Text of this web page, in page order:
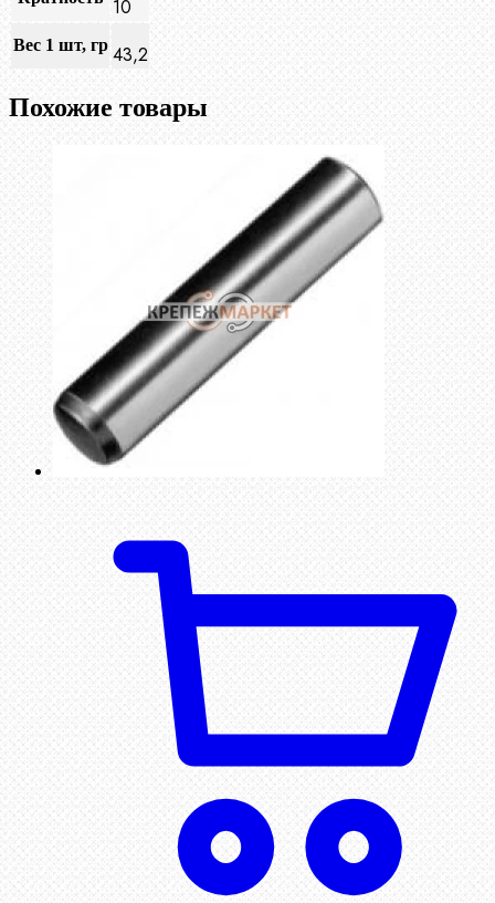
10
Вес 1 шт, гр 43,2
Похожие товары